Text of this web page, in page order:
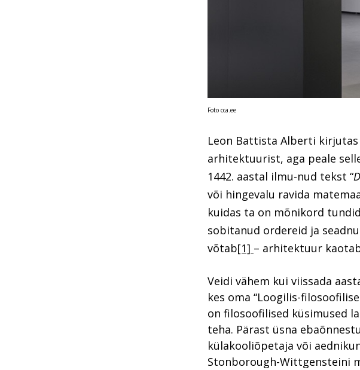
Foto cca.ee
Leon Battista Alberti
arhitektuurist, aga peale
1442. aastal ilmu-nud tekst “
või hingevalu ravida
kuidas ta on mõnikord
sobitanud ordereid ja
võtab[1] – arhitektuur
Veidi vähem kui viissada
kes oma “Loogilis-
on filosoofilised küsimused
teha. Pärast üsna
külakooliõpetaja või
Stonborough-Wittgensteini